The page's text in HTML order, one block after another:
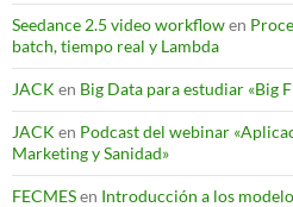
Seedance 2.5 video workflowen
batch, tiempo real y Lambda
JACK en Big Data para estudiar «Big
JACK en Podcast del webinar
Marketing y Sanidad»
FECMESen Introducción a los